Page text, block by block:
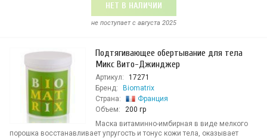
НЕТ В НАЛИЧИИ
не поступает c августа 2025
Подтягивающее обертывание для тела
Микс Вито-Джинджер
Артикул:
17271
Бренд:
Biomatrix
Страна:
Франция
Объем:
200 гр
Маска витаминно-имбирная в виде мелкого
порошка восстанавливает упругость и тонус кожи тела, оказывает